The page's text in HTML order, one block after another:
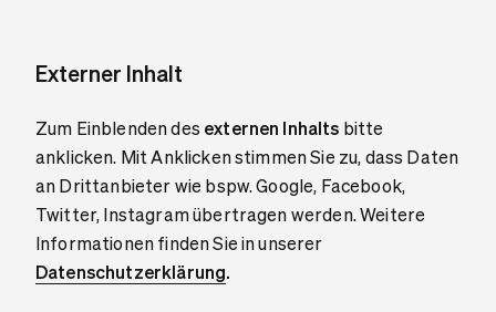
Externer Inhalt
Zum Einblenden des externen Inhalts bitte
anklicken. Mit Anklicken stimmen Sie zu, dass Daten
an Drittanbieter wie bspw. Google, Facebook,
Twitter, Instagram übertragen werden. Weitere
Informationen finden Sie in unserer
Datenschutzerklärung.